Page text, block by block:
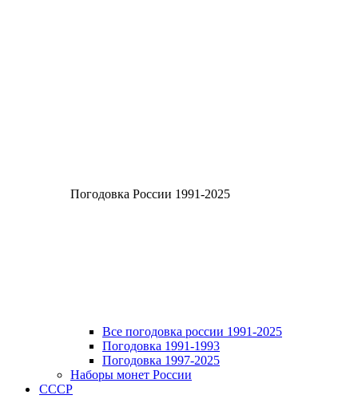
Погодовка России 1991-2025
Все погодовка россии 1991-2025
Погодовка 1991-1993
Погодовка 1997-2025
Наборы монет России
СССР